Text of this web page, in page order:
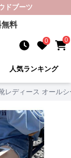
ドブーツ
無料
0 0
人気ランキング
レディース オール